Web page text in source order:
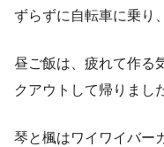
ずらずに自転車に乗り
昼ご飯は、疲れて作る
クアウトして帰りまし
琴と楓はワイワイバー